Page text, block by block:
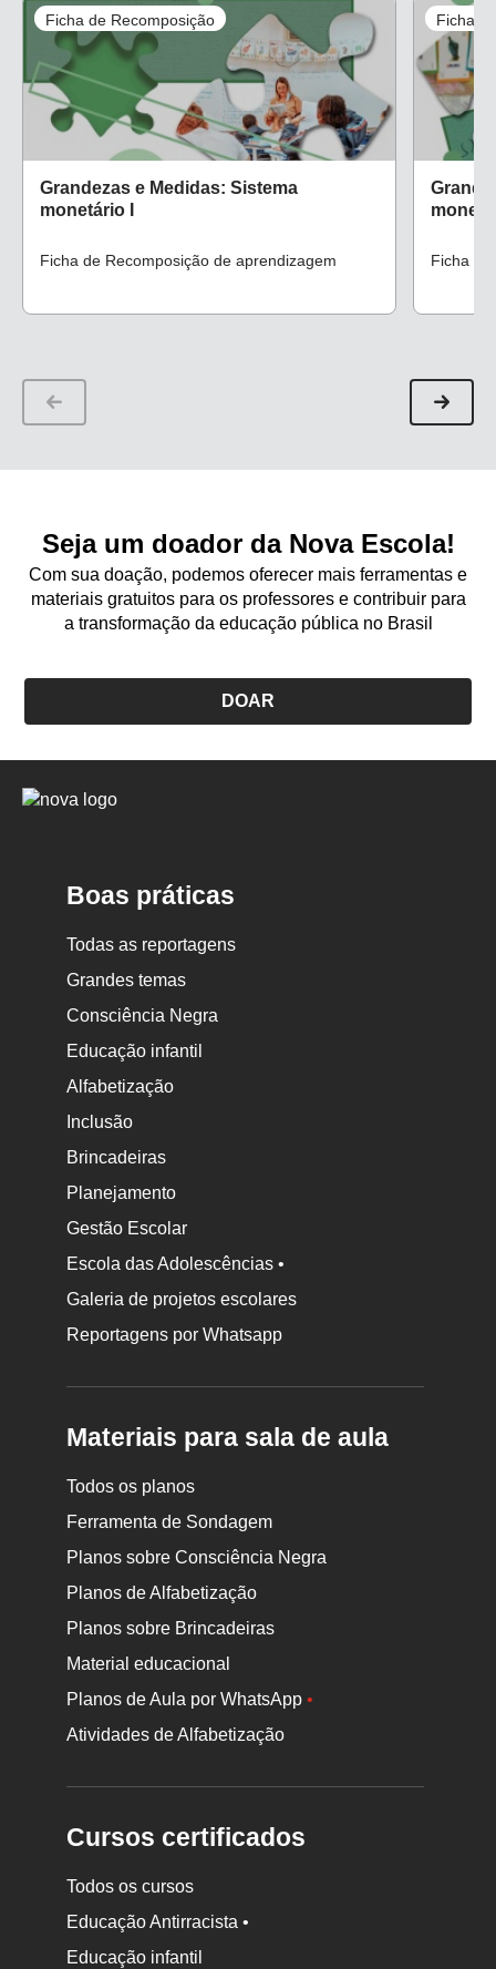
Ficha de Recomposição
Grandezas e Medidas: Sistema
monetário I
Ficha de Recomposição de aprendizagem
Ficha
Ficha
Seja um doador da Nova Escola!
Com sua doação, podemos oferecer mais ferramentas e
materiais gratuitos para os professores e contribuir para
a transformação da educação pública no Brasil
DOAR
Logo
Boas práticas
Todas as reportagens
Grandes temas
Consciência Negra
Educação infantil
Alfabetização
Inclusão
Brincadeiras
Planejamento
Gestão Escolar
Escola das Adolescências •
Galeria de projetos escolares
Reportagens por Whatsapp
Materiais para sala de aula
Todos os planos
Ferramenta de Sondagem
Planos sobre Consciência Negra
Planos de Alfabetização
Planos sobre Brincadeiras
Material educacional
Planos de Aula por WhatsApp•
Atividades de Alfabetização
Cursos certificados
Todos os cursos
Educação Antirracista •
Educação infantil